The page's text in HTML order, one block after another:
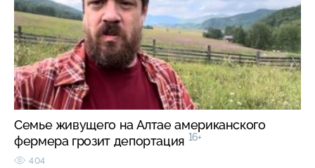
Семье живущего на Алтае американского
фермера грозит депортация 16+
404